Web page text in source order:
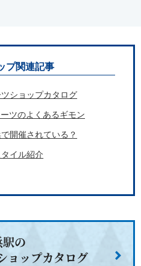
プ関連記事
ショップカタログ
ーツのよくあるギモン
開催されている？
イル紹介
の
ョップカタログ